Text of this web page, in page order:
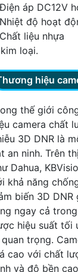
áp DC12V
độ hoạt
liệu nhựa
loại.
hiệu
thế giới
camera chất
3D DNR là
an ninh. Trên
Dahua,
khả năng
biến 3D
ngay cả
hiệu suất tối
trọng.
cao với chất
và độ bền